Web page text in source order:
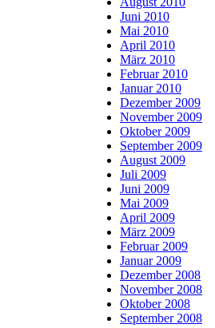
Juni 2010
Mai 2010
April 2010
März 2010
Februar 2010
Januar 2010
Dezember 2009
November 2009
Oktober 2009
September 2009
August 2009
Juli 2009
Juni 2009
Mai 2009
April 2009
März 2009
Februar 2009
Januar 2009
Dezember 2008
November 2008
Oktober 2008
September 2008